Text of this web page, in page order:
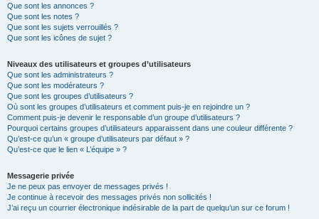
Que sont les annonces ?
Que sont les notes ?
Que sont les sujets verrouillés ?
Que sont les icônes de sujet ?
Niveaux des utilisateurs et groupes d’utilisateurs
Que sont les administrateurs ?
Que sont les modérateurs ?
Que sont les groupes d’utilisateurs ?
Où sont les groupes d’utilisateurs et comment puis-je en rejoindre un ?
Comment puis-je devenir le responsable d’un groupe d’utilisateurs ?
Pourquoi certains groupes d’utilisateurs apparaissent dans une couleur différente ?
Qu’est-ce qu’un « groupe d’utilisateurs par défaut » ?
Qu’est-ce que le lien « L’équipe » ?
Messagerie privée
Je ne peux pas envoyer de messages privés !
Je continue à recevoir des messages privés non sollicités !
J’ai reçu un courrier électronique indésirable de la part de quelqu’un sur ce forum !